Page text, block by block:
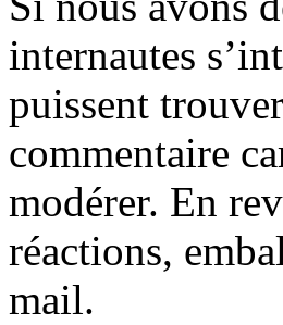
internautes
puissent
commentaire
modérer. En
réactions,
mail.